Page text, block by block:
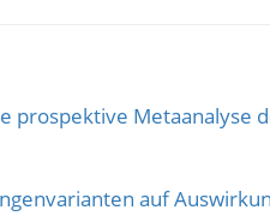
prospektive Metaanalyse
auf